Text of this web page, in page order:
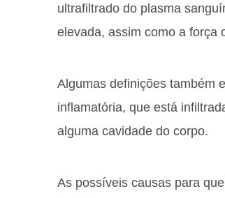
ultrafiltrado do plasma
elevada, assim como a força
Algumas definições também
inflamatória, que está
alguma cavidade do corpo.
As possíveis causas para